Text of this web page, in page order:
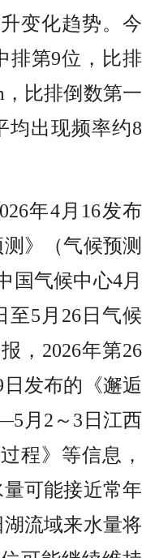
变化趋势。今
排第9位，比排
，比排倒数第一
均出现频率约8
年4月16发布
》（气候预测
国气候中心4月
至5月26日气候
，2026年第26
发布的《邂逅
月2～3日江西
程》等信息，
可能接近常年
湖流域来水量将